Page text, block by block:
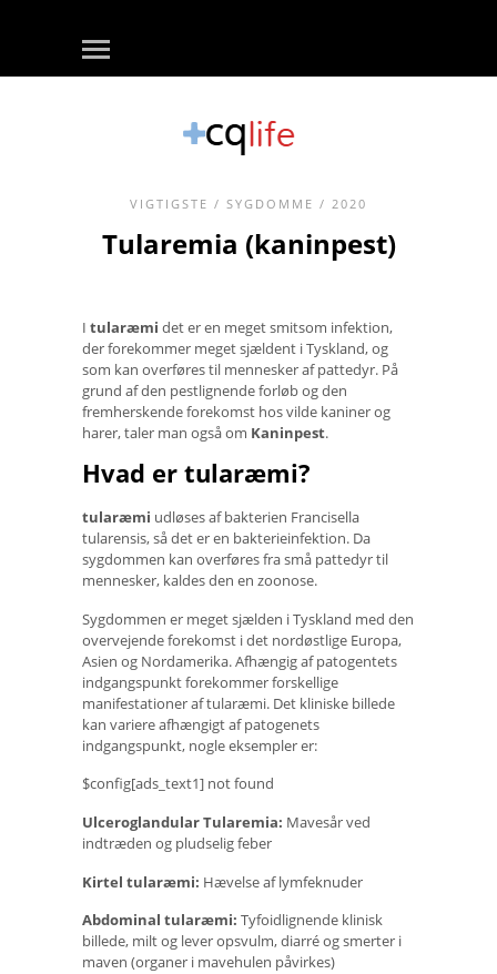
VIGTIGSTE / SYGDOMME / 2020
Tularemia (kaninpest)
I tularæmi det er en meget smitsom infektion,
der forekommer meget sjældent i Tyskland, og
som kan overføres til mennesker af pattedyr. På
grund af den pestlignende forløb og den
fremherskende forekomst hos vilde kaniner og
harer, taler man også om Kaninpest.
Hvad er tularæmi?
tularæmi udløses af bakterien Francisella
tularensis, så det er en bakterieinfektion. Da
sygdommen kan overføres fra små pattedyr til
mennesker, kaldes den en zoonose.
Sygdommen er meget sjælden i Tyskland med den
overvejende forekomst i det nordøstlige Europa,
Asien og Nordamerika. Afhængig af patogentets
indgangspunkt forekommer forskellige
manifestationer af tularæmi. Det kliniske billede
kan variere afhængigt af patogenets
indgangspunkt, nogle eksempler er:
$config[ads_text1] not found
Ulceroglandular Tularemia: Mavesår ved
indtræden og pludselig feber
Kirtel tularæmi: Hævelse af lymfeknuder
Abdominal tularæmi: Tyfoidlignende klinisk
billede, milt og lever opsvulm, diarré og smerter i
maven (organer i mavehulen påvirkes)